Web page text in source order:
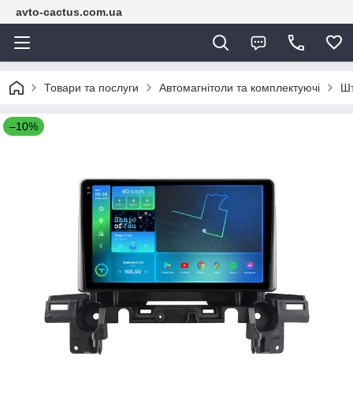
avto-cactus.com.ua
Товари та послуги Автомагнітоли та комплектуючі
–10%